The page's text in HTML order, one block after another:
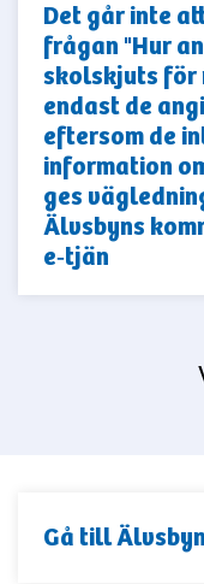
Det går inte
frågan "Hur
skolskjuts för
endast de
eftersom de
information
ges
Älvsbyns
e‑tjän
Gå till